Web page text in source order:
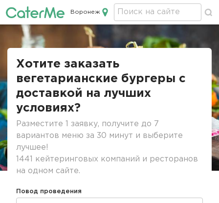
Кейтеринг в Воронеже
Воронеж
Строка
Хотите заказать
вегетарианские бургеры с
доставкой на лучших
условиях?
Разместите 1 заявку, получите до 7
вариантов меню за 30 минут и выберите
лучшее!
1441 кейтеринговых компаний и ресторанов
на одном сайте.
Повод проведения